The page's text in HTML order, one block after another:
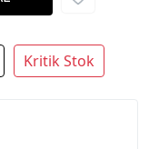
Kritik Stok